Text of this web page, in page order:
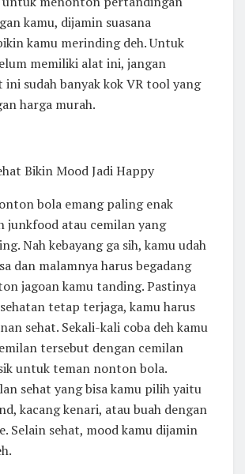
kamu, dijamin suasana
kamu merinding deh. Untuk
memiliki alat ini, jangan
ini sudah banyak kok VR tool yang
harga murah.
Bikin Mood Jadi Happy
bola emang paling enak
junkfood atau cemilan yang
Nah kebayang ga sih, kamu udah
dan malamnya harus begadang
jagoan kamu tanding. Pastinya
tetap terjaga, kamu harus
sehat. Sekali-kali coba deh kamu
tersebut dengan cemilan
untuk teman nonton bola.
sehat yang bisa kamu pilih yaitu
kacang kenari, atau buah dengan
Selain sehat, mood kamu dijamin